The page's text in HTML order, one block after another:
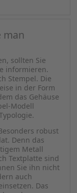
,
Ihr Stempel
„80.
man
sollten Sie
informieren.